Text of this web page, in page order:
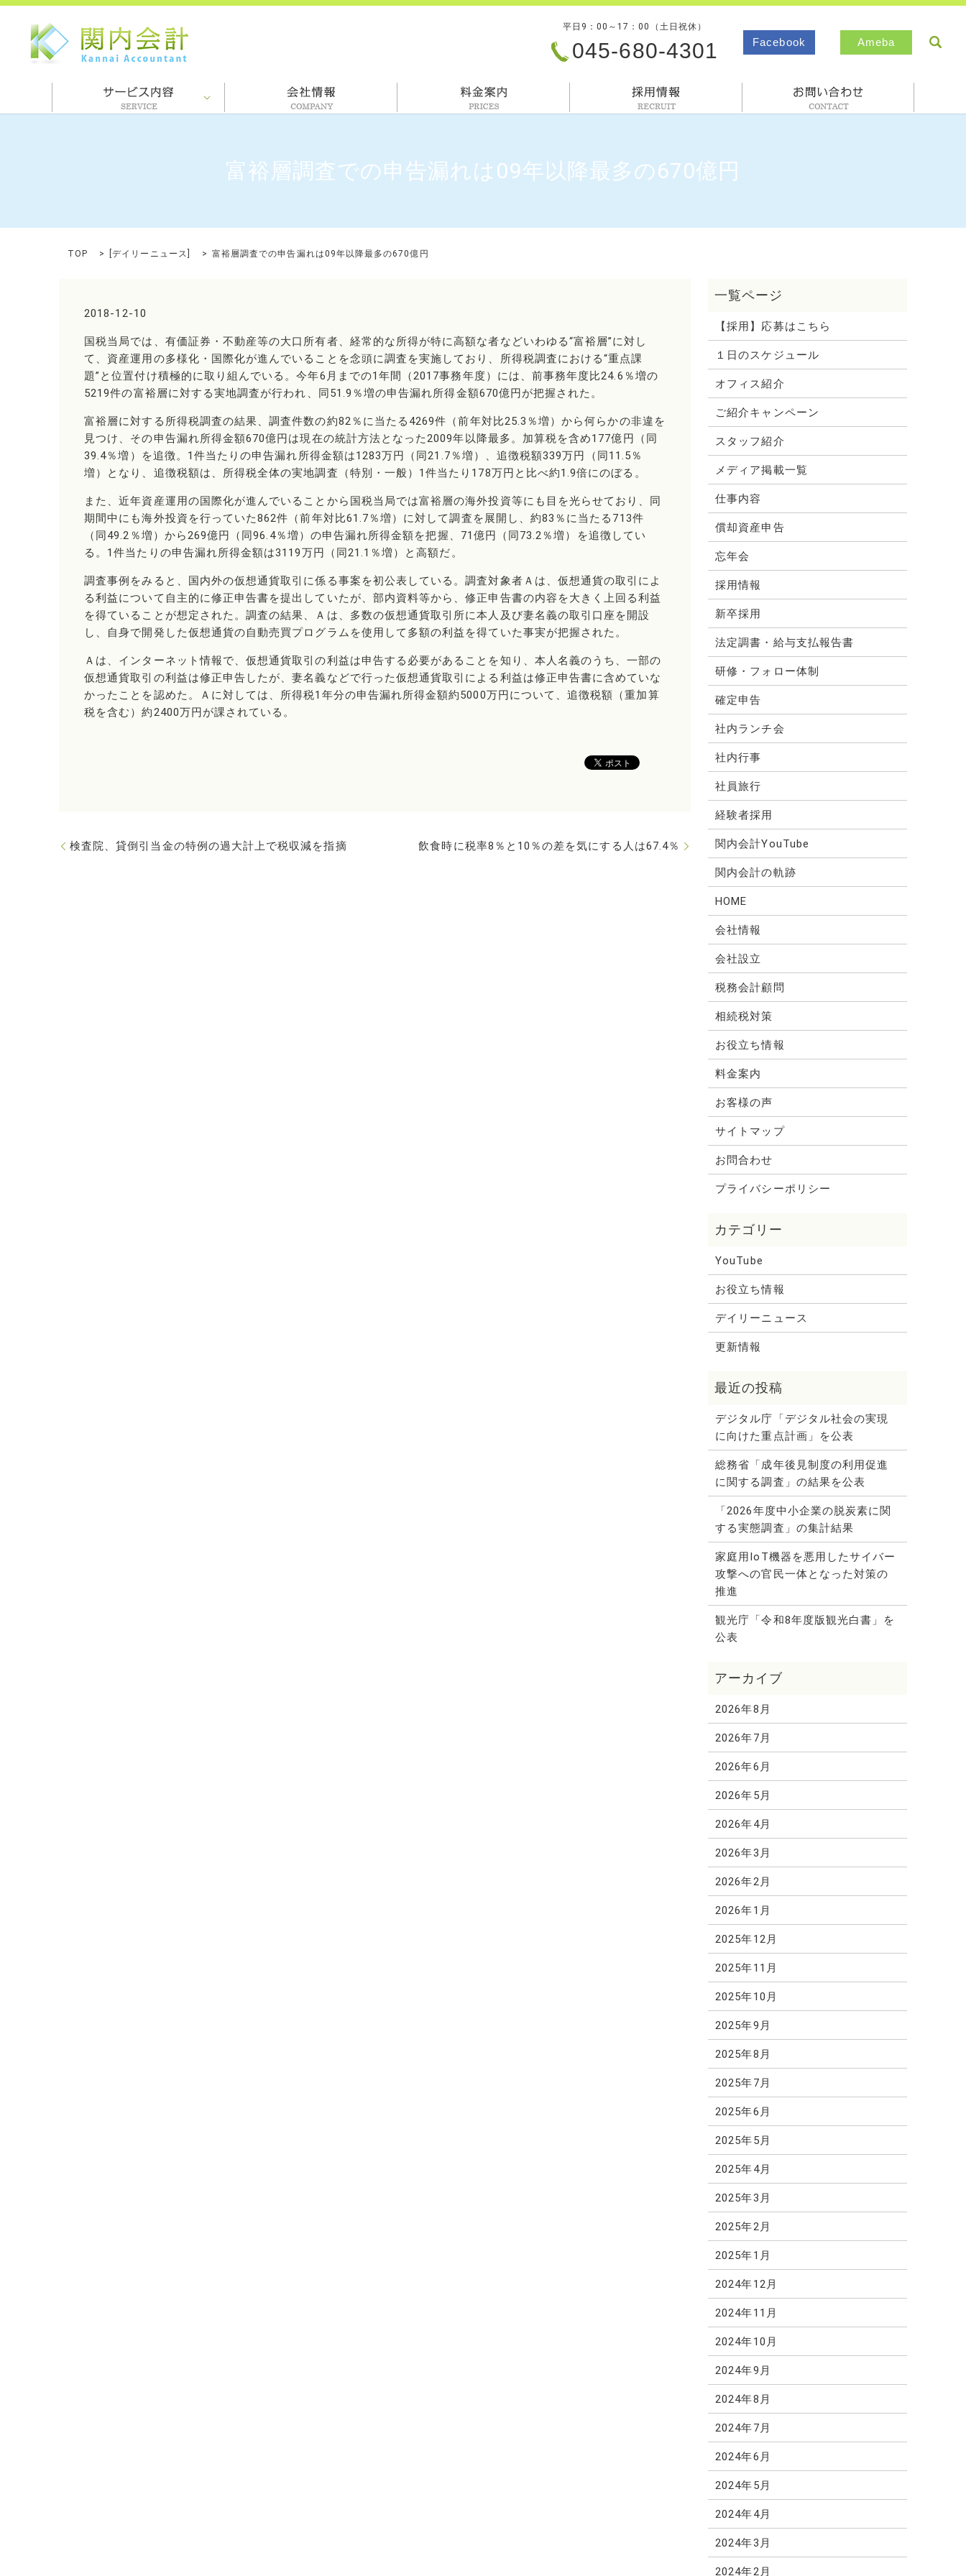
平日9：00～17：00（土日祝休）
045-680-4301 Facebook Ameba
富裕層調査での申告漏れは09年以降最多の670億円
TOP [デイリーニュース 富裕層調査での申告漏れは09年以降最多の670億円
2018-12-10
国税当局では、有価証券・不動産等の大口所有者、経常的な所得が特に高額な者などいわゆる“富裕層”に対し
て、資産運用の多様化・国際化が進んでいることを念頭に調査を実施しており、所得税調査における“重点課
題”と位置付け積極的に取り組んでいる。今年6月までの1年間（2017事務年度）には、前事務年度比24.6％増の
5219件の富裕層に対する実地調査が行われ、同51.9％増の申告漏れ所得金額670億円が把握された。
富裕層に対する所得税調査の結果、調査件数の約82％に当たる4269件（前年対比25.3％増）から何らかの非違を
見つけ、その申告漏れ所得金額670億円は現在の統計方法となった2009年以降最多。加算税を含め177億円（同
39.4％増）を追徴。1件当たりの申告漏れ所得金額は1283万円（同21.7％増）、追徴税額339万円（同11.5％
増）となり、追徴税額は、所得税全体の実地調査（特別・一般）1件当たり178万円と比べ約1.9倍にのぼる。
また、近年資産運用の国際化が進んでいることから国税当局では富裕層の海外投資等にも目を光らせており、同
期間中にも海外投資を行っていた862件（前年対比61.7％増）に対して調査を展開し、約83％に当たる713件
（同49.2％増）から269億円（同96.4％増）の申告漏れ所得金額を把握、71億円（同73.2％増）を追徴してい
る。1件当たりの申告漏れ所得金額は3119万円（同21.1％増）と高額だ。
調査事例をみると、国内外の仮想通貨取引に係る事案を初公表している。調査対象者Ａは、仮想通貨の取引によ
る利益について自主的に修正申告書を提出していたが、部内資料等から、修正申告書の内容を大きく上回る利益
を得ていることが想定された。調査の結果、Ａは、多数の仮想通貨取引所に本人及び妻名義の取引口座を開設
し、自身で開発した仮想通貨の自動売買プログラムを使用して多額の利益を得ていた事実が把握された。
Ａは、インターネット情報で、仮想通貨取引の利益は申告する必要があることを知り、本人名義のうち、一部の
仮想通貨取引の利益は修正申告したが、妻名義などで行った仮想通貨取引による利益は修正申告書に含めていな
かったことを認めた。Ａに対しては、所得税1年分の申告漏れ所得金額約5000万円について、追徴税額（重加算
税を含む）約2400万円が課されている。
検査院、貸倒引当金の特例の過大計上で税収減を指摘 飲食時に税率8％と10％の差を気にする人は67.4％
【採用】応募はこちら
１日のスケジュール
オフィス紹介
ご紹介キャンペーン
スタッフ紹介
メディア掲載一覧
仕事内容
償却資産申告
忘年会
採用情報
新卒採用
法定調書・給与支払報告書
研修・フォロー体制
確定申告
社内ランチ会
社内行事
社員旅行
経験者採用
関内会計YouTube
関内会計の軌跡
HOME
会社情報
会社設立
税務会計顧問
相続税対策
お役立ち情報
料金案内
お客様の声
サイトマップ
お問合わせ
プライバシーポリシー
YouTube
お役立ち情報
デイリーニュース
更新情報
デジタル庁「デジタル社会の実現
に向けた重点計画」を公表
総務省「成年後見制度の利用促進
に関する調査」の結果を公表
「2026年度中小企業の脱炭素に関
する実態調査」の集計結果
家庭用IoT機器を悪用したサイバー
攻撃への官民一体となった対策の
推進
観光庁「令和8年度版観光白書」を
公表
2026年8月
2026年7月
2026年6月
2026年5月
2026年4月
2026年3月
2026年2月
2026年1月
2025年12月
2025年11月
2025年10月
2025年9月
2025年8月
2025年7月
2025年6月
2025年5月
2025年4月
2025年3月
2025年2月
2025年1月
2024年12月
2024年11月
2024年10月
2024年9月
2024年8月
2024年7月
2024年6月
2024年5月
2024年4月
2024年3月
2024年2月